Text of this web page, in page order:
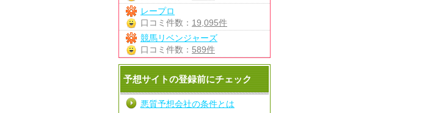
レープロ
口コミ件数： 19,095件
競馬リベンジャーズ
口コミ件数： 589件
予想サイトの登録前にチェック
悪質予想会社の条件とは